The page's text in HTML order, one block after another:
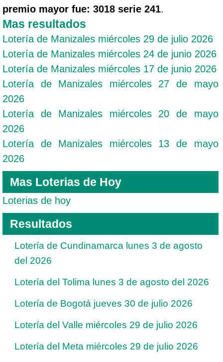
premio mayor fue: 3018 serie 241.
Mas resultados
Lotería de Manizales miércoles 29 de julio 2026
Lotería de Manizales miércoles 24 de junio 2026
Lotería de Manizales miércoles 17 de junio 2026
Lotería de Manizales miércoles 27 de mayo
2026
Lotería de Manizales miércoles 20 de mayo
2026
Lotería de Manizales miércoles 13 de mayo
2026
Mas Loterias de Hoy
Loterias de hoy
Resultados
Lotería de Cundinamarca lunes 3 de agosto
del 2026
Lotería del Tolima lunes 3 de agosto del 2026
Lotería de Bogotá jueves 30 de julio 2026
Lotería del Valle miércoles 29 de julio 2026
Lotería del Meta miércoles 29 de julio 2026